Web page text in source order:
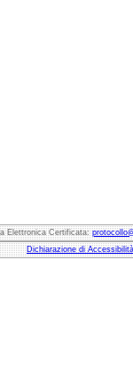
Certificata:
Dichiarazione di Accessibilità